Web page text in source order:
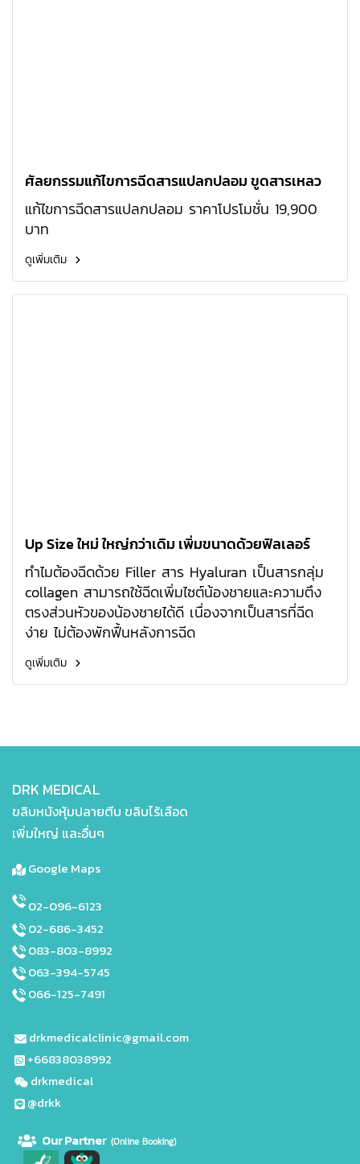
ศัลยกรรมแก้ไขการฉีดสารแปลกปลอม ขูดสารเหลว
แก้ไขการฉีดสารแปลกปลอม ราคาโปรโมชั่น 19,900
บาท
ดูเพิ่มเติม
Up Size ใหม่ ใหญ่กว่าเดิม เพิ่มขนาดด้วยฟิลเลอร์
ทำไมต้องฉีดด้วย Filler สาร Hyaluran เป็นสารกลุ่ม
collagen สามารถใช้ฉีดเพิ่มไซต์น้องชายและความตึง
ตรงส่วนหัวของน้องชายได้ดี เนื่องจากเป็นสารที่ฉีด
ง่าย ไม่ต้องพักฟื้นหลังการฉีด
ดูเพิ่มเติม
DRK MEDICAL
ขลิบหนังหุ้มปลายตีบ ขลิบไร้เลือด
เพิ่มใหญ่ และอื่นๆ
Google Maps
02-096-6123
02-686-3452
083-803-8992
063-394-5745
066-125-7491
drkmedicalclinic@gmail.com
+66838038992
drkmedical
@drkk
Our Partner (Online Booking)